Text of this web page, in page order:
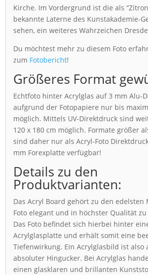
Kirche. Im Vordergrund ist die als
bekannte Laterne des Kunstakademie-
sehen, ein weiteres Wahrzeichen
Du möchtest mehr zu diesem Foto
zum Fotobericht!
Größeres Format
Echtfoto hinter Acrylglas auf 3 mm Alu-
aufgrund der Fotopapiere nur bis
möglich. Mittels UV-Direktdruck sind
120 x 180 cm möglich. Formate größer
sind daher nur als Acryl-Foto
mm Forexplatte verfügbar!
Details zu den
Produktvarianten:
Das Acryl Board gehört zu den edelsten
Foto elegant und in höchster Qualität
Das Foto befindet sich hierbei hinter
Acrylglasplatte und erhält somit eine
Tiefenwirkung. Ein Acrylglasbild ist also
absoluter Hingucker. Bei Acrylglas
einen glasklaren und brillanten